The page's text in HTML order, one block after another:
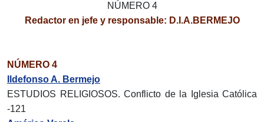
NÚMERO 4
Redactor en jefe y responsable: D.I.A.BERMEJO
NÚMERO 4
Ildefonso A. Bermejo
ESTUDIOS RELIGIOSOS. Conflicto de la Iglesia Católica
-121